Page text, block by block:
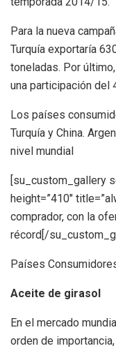
Para la nueva
Turquía exportaría
toneladas. Por
una participación del
Los países
Turquía y China.
nivel mundial
[su_custom_gallery
height=”410″
comprador, con la
récord[/
Países
Aceite de girasol
En el mercado
orden de